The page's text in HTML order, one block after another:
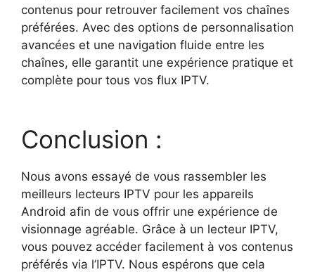
contenus pour retrouver facilement vos chaînes
préférées. Avec des options de personnalisation
avancées et une navigation fluide entre les
chaînes, elle garantit une expérience pratique et
complète pour tous vos flux IPTV.
Conclusion :
Nous avons essayé de vous rassembler les
meilleurs lecteurs IPTV pour les appareils
Android afin de vous offrir une expérience de
visionnage agréable. Grâce à un lecteur IPTV,
vous pouvez accéder facilement à vos contenus
préférés via l’IPTV. Nous espérons que cela